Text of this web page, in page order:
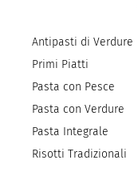
Antipasti di Verdure
Primi Piatti
Pasta con Pesce
Pasta con Verdure
Pasta Integrale
Risotti Tradizionali